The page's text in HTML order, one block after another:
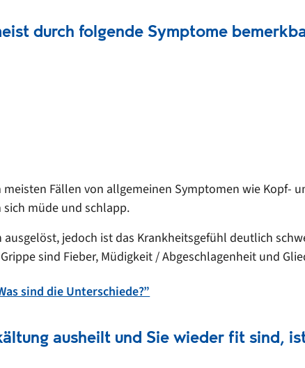
durch folgende Symptome
Fällen von allgemeinen Symptomen wie Kopf-
müde und schlapp.
ausgelöst, jedoch ist das Krankheitsgefühl deutlich
sind Fieber, Müdigkeit / Abgeschlagenheit und
sind die Unterschiede?”
ausheilt und Sie wieder fit sind,